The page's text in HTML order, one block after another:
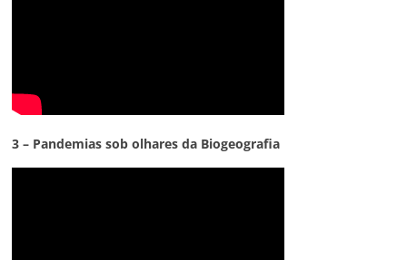
3 – Pandemias sob olhares da Biogeografia